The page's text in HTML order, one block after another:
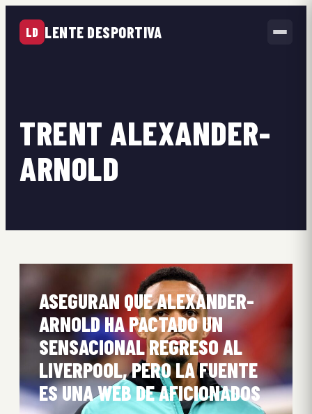
LD LENTE DESPORTIVA
TRENT ALEXANDER-
ARNOLD
ASEGURAN QUE ALEXANDER-
ARNOLD HA PACTADO UN
SENSACIONAL REGRESO AL
LIVERPOOL, PERO LA FUENTE
ES UNA WEB DE AFICIONADOS